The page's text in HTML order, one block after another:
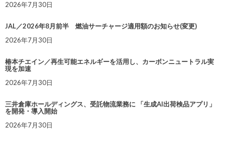
2026年7月30日
JAL／2026年8月前半 燃油サーチャージ適用額のお知らせ(変更)
2026年7月30日
椿本チエイン／再生可能エネルギーを活用し、カーボンニュートラル実
現を加速
2026年7月30日
三井倉庫ホールディングス、受託物流業務に 「生成AI出荷検品アプリ」
を開発・導入開始
2026年7月30日